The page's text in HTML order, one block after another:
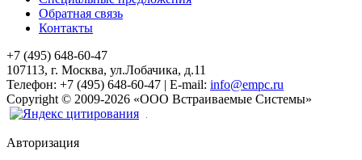
Обратная связь
Контакты
+7 (495) 648-60-47
107113, г. Москва, ул.Лобачика, д.11
Телефон: +7 (495) 648-60-47 | E-mail: info@empc.ru
Copyright © 2009-2026 «ООО Встраиваемые Системы»
Авторизация